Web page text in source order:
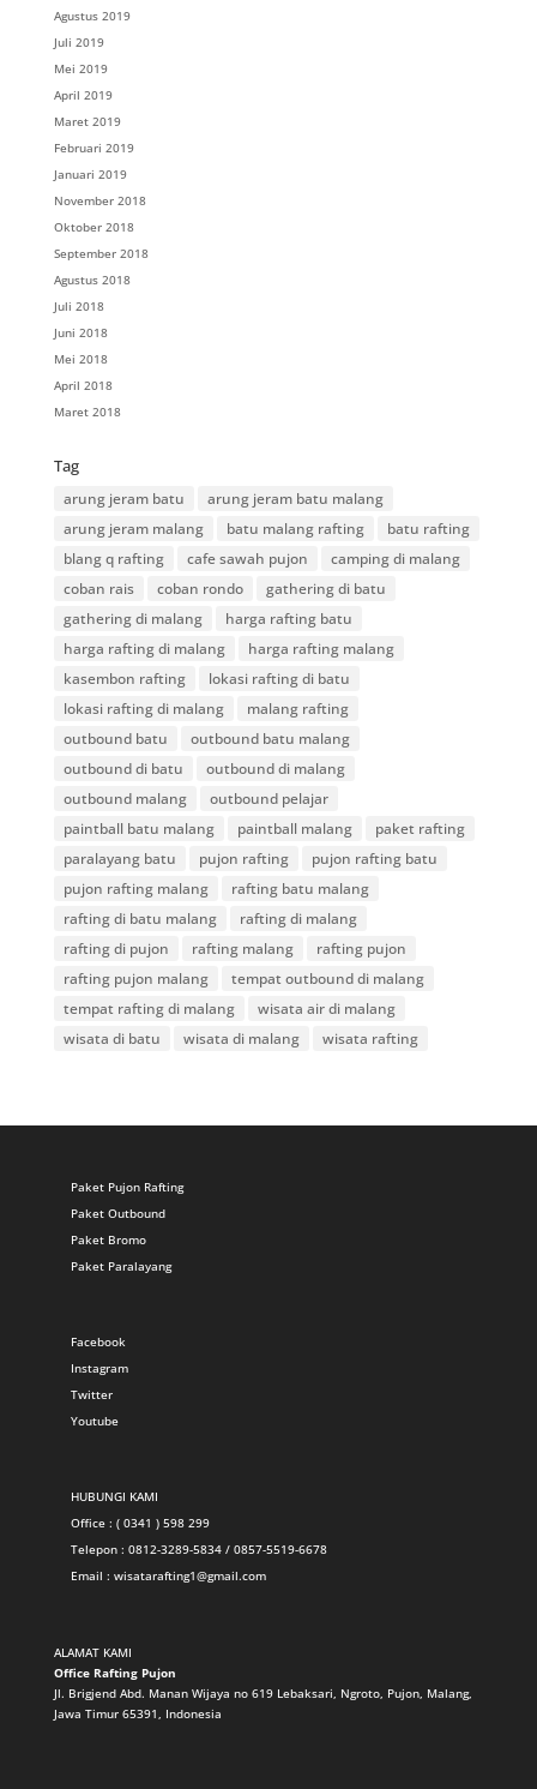
Agustus 2019
Juli 2019
Mei 2019
April 2019
Maret 2019
Februari 2019
Januari 2019
November 2018
Oktober 2018
September 2018
Agustus 2018
Juli 2018
Juni 2018
Mei 2018
April 2018
Maret 2018
Tag
arung jeram batu
arung jeram batu malang
arung jeram malang
batu malang rafting
batu rafting
blang q rafting
cafe sawah pujon
camping di malang
coban rais
coban rondo
gathering di batu
gathering di malang
harga rafting batu
harga rafting di malang
harga rafting malang
kasembon rafting
lokasi rafting di batu
lokasi rafting di malang
malang rafting
outbound batu
outbound batu malang
outbound di batu
outbound di malang
outbound malang
outbound pelajar
paintball batu malang
paintball malang
paket rafting
paralayang batu
pujon rafting
pujon rafting batu
pujon rafting malang
rafting batu malang
rafting di batu malang
rafting di malang
rafting di pujon
rafting malang
rafting pujon
rafting pujon malang
tempat outbound di malang
tempat rafting di malang
wisata air di malang
wisata di batu
wisata di malang wisata rafting
Paket Pujon Rafting
Paket Outbound
Paket Bromo
Paket Paralayang
Facebook
Instagram
Twitter
Youtube
HUBUNGI KAMI
Office : ( 0341 ) 598 299
Telepon : 0812-3289-5834 / 0857-5519-6678
Email : wisatarafting1@gmail.com
ALAMAT KAMI
Office Rafting Pujon
Jl. Brigjend Abd. Manan Wijaya no 619 Lebaksari, Ngroto, Pujon, Malang,
Jawa Timur 65391, Indonesia